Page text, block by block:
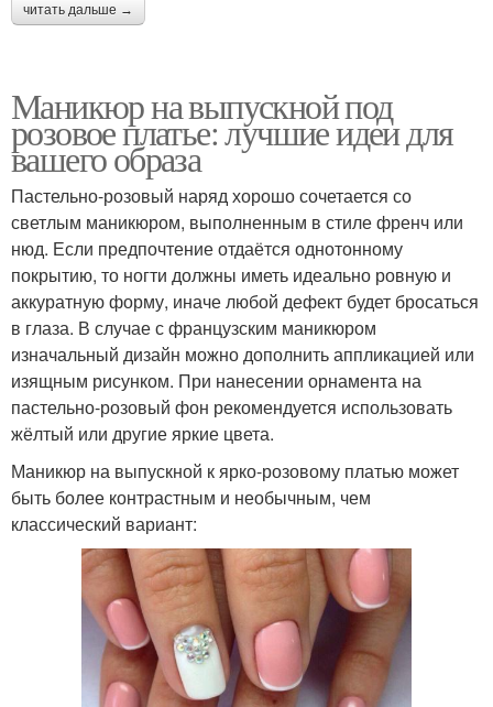
читать дальше →
Маникюр на выпускной под
розовое платье: лучшие идеи для
вашего образа
Пастельно-розовый наряд хорошо сочетается со
светлым маникюром, выполненным в стиле френч или
нюд. Если предпочтение отдаётся однотонному
покрытию, то ногти должны иметь идеально ровную и
аккуратную форму, иначе любой дефект будет бросаться
в глаза. В случае с французским маникюром
изначальный дизайн можно дополнить аппликацией или
изящным рисунком. При нанесении орнамента на
пастельно-розовый фон рекомендуется использовать
жёлтый или другие яркие цвета.
Маникюр на выпускной к ярко-розовому платью может
быть более контрастным и необычным, чем
классический вариант: